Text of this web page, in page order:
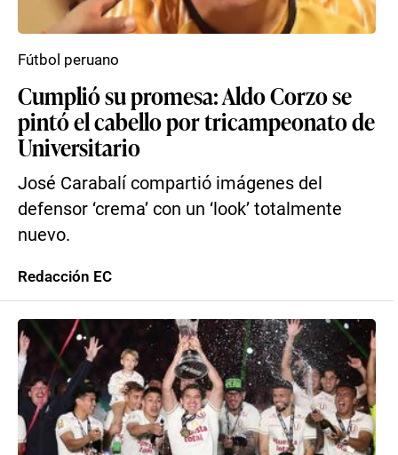
Cumplió su promesa: Aldo Corzo se
pintó el cabello por tricampeonato de
Universitario
José Carabalí compartió imágenes del
defensor ‘crema’ con un ‘look’ totalmente
nuevo.
Fútbol peruano
Redacción EC